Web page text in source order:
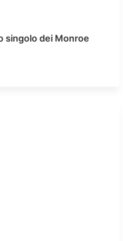
singolo dei Monroe